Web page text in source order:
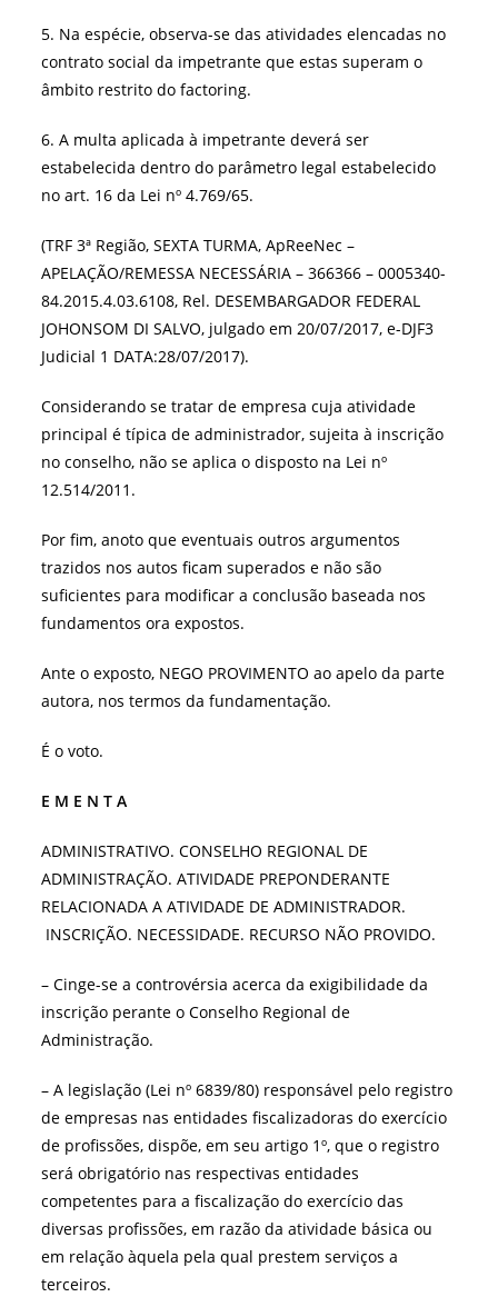
5. Na espécie, observa-se das atividades elencadas no
contrato social da impetrante que estas superam o
âmbito restrito do factoring.
6. A multa aplicada à impetrante deverá ser
estabelecida dentro do parâmetro legal estabelecido
no art. 16 da Lei nº 4.769/65.
(TRF 3ª Região, SEXTA TURMA, ApReeNec –
APELAÇÃO/REMESSA NECESSÁRIA – 366366 – 0005340-
84.2015.4.03.6108, Rel. DESEMBARGADOR FEDERAL
JOHONSOM DI SALVO, julgado em 20/07/2017, e-DJF3
Judicial 1 DATA:28/07/2017).
Considerando se tratar de empresa cuja atividade
principal é típica de administrador, sujeita à inscrição
no conselho, não se aplica o disposto na Lei nº
12.514/2011.
Por fim, anoto que eventuais outros argumentos
trazidos nos autos ficam superados e não são
suficientes para modificar a conclusão baseada nos
fundamentos ora expostos.
Ante o exposto, NEGO PROVIMENTO ao apelo da parte
autora, nos termos da fundamentação.
É o voto.
E M E N T A
ADMINISTRATIVO. CONSELHO REGIONAL DE
ADMINISTRAÇÃO. ATIVIDADE PREPONDERANTE
RELACIONADA A ATIVIDADE DE ADMINISTRADOR.
INSCRIÇÃO. NECESSIDADE. RECURSO NÃO PROVIDO.
– Cinge-se a controvérsia acerca da exigibilidade da
inscrição perante o Conselho Regional de
Administração.
– A legislação (Lei nº 6839/80) responsável pelo registro
de empresas nas entidades fiscalizadoras do exercício
de profissões, dispõe, em seu artigo 1º, que o registro
será obrigatório nas respectivas entidades
competentes para a fiscalização do exercício das
diversas profissões, em razão da atividade básica ou
em relação àquela pela qual prestem serviços a
terceiros.